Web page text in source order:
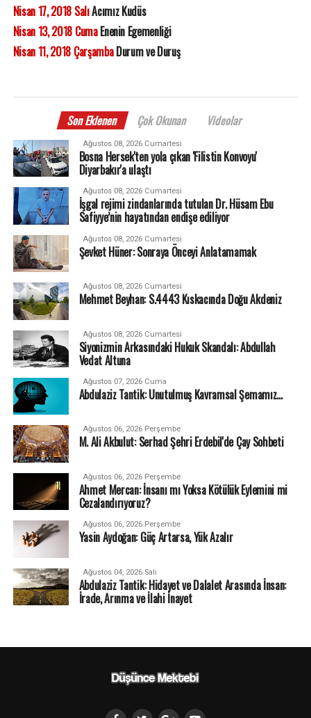
Nisan 17, 2018 SalıAcımız Kudüs
Nisan 13, 2018 CumaEnenin Egemenliği
Nisan 11, 2018 ÇarşambaDurum ve Duruş
Son Eklenen Çok Okunan Videolar
Ağustos 08, 2026 Cumartesi
Bosna Hersek'ten yola çıkan 'Filistin Konvoyu'
Diyarbakır'a ulaştı
Ağustos 08, 2026 Cumartesi
İşgal rejimi zindanlarında tutulan Dr. Hüsam Ebu
Safiyye’nin hayatından endişe ediliyor
Ağustos 08, 2026 Cumartesi
Şevket Hüner: Sonraya Önceyi Anlatamamak
Ağustos 08, 2026 Cumartesi
Mehmet Beyhan: S.4443 Kıskacında Doğu Akdeniz
Ağustos 08, 2026 Cumartesi
Siyonizmin Arkasındaki Hukuk Skandalı: Abdullah
Vedat Altuna
Ağustos 07, 2026 Cuma
Abdulaziz Tantik: Unutulmuş Kavramsal Şemamız…
Ağustos 06, 2026 Perşembe
M. Ali Akbulut: Serhad Şehri Erdebil'de Çay Sohbeti
Ağustos 06, 2026 Perşembe
Ahmet Mercan: İnsanı mı Yoksa Kötülük Eylemini mi
Cezalandırıyoruz?
Ağustos 06, 2026 Perşembe
Yasin Aydoğan: Güç Artarsa, Yük Azalır
Ağustos 04, 2026 Salı
Abdulaziz Tantik: Hidayet ve Dalalet Arasında İnsan:
İrade, Arınma ve İlahi İnayet